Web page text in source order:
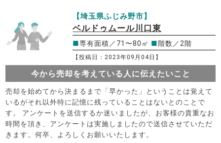
【埼玉県ふじみ野市】
ベルドゥムール川口東
■専有面積／71〜80㎡ ■階数／2階
【投稿日：2023年09月04日】
今から売却を考えている人に伝えたいこと
売却を始めてから決まるまで「早かった」ということは覚えて
いるがそれ以外特に記憶に残っていることはないとのことで
す。 アンケートを送信するか迷いましたが、お客様の貴重なお
時間を頂き、アンケートは実施しましたので送信させていただ
きます。何卒、よろしくお願いいたします。